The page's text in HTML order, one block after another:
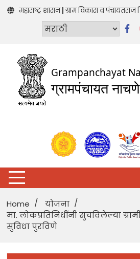
Skip
to
महाराष्ट्र शासन|ग्राम विकास व पंचायतराज
Grampanchayat
ग्रामपंचायत
Home
योजना
मा. लोकप्रतिनिधींनी सुचविलेल्या
सुविधा पुरविणे